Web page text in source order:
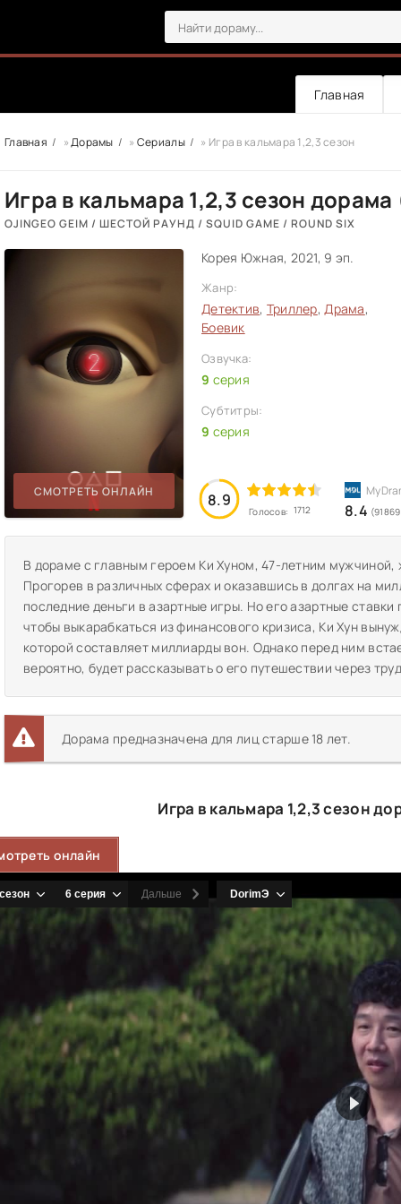
Главная
Главная »Дорамы » Сериалы » Игра в кальмара 1,2,3 сезон
Игра в кальмара 1,2,3 сезон
OJINGEO GEIM / ШЕСТОЙ РАУНД / SQUID GAME / ROUND SIX
СМОТРЕТЬ ОНЛАЙН
Корея Южная, 2021, 9 эп.
Жанр:
Детектив, Триллер,Драма,
Боевик
Озвучка:
9 серия
Субтитры:
9 серия
8.9
Голосов: 1712 8.4
В дораме с главным героем Ки Хуном, 47-летним
Прогорев в различных сферах и оказавшись в долгах на
последние деньги в азартные игры. Но его азартные
чтобы выкарабкаться из финансового кризиса, Ки Хун
которой составляет миллиарды вон. Однако перед ним
вероятно, будет рассказывать о его путешествии через
Дорама предназначена для лиц старше 18 лет.
Игра в кальмара 1,2,3 сезон
онлайн